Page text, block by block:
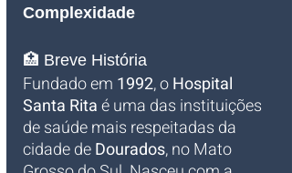
Complexidade
🏥 Breve História
Fundado em 1992, o Hospital
Santa Rita é uma das instituições
de saúde mais respeitadas da
cidade de Dourados, no Mato